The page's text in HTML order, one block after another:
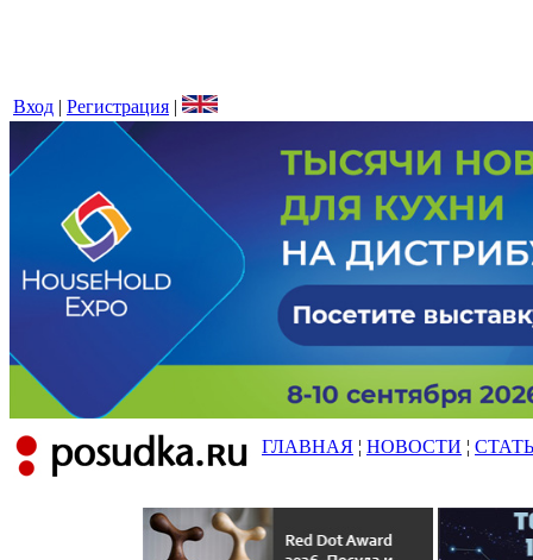
Вход | Регистрация |
ГЛАВНАЯ ¦ НОВОСТИ ¦